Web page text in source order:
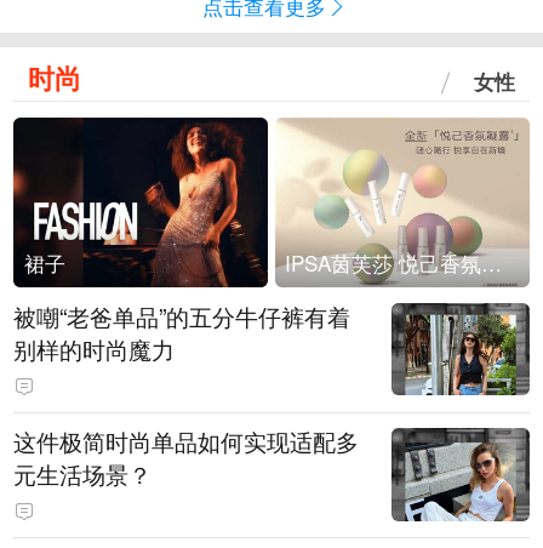
时尚 女性
裙子 IPSA茵芙莎 悦己香氛凝露上市
被嘲“老爸单品”的五分牛仔裤有着
别样的时尚魔力
这件极简时尚单品如何实现适配多
元生活场景？